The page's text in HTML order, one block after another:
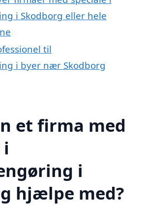
i Skodborg eller hele
til
i byer nær Skodborg
et firma med
i
i
hjælpe med?